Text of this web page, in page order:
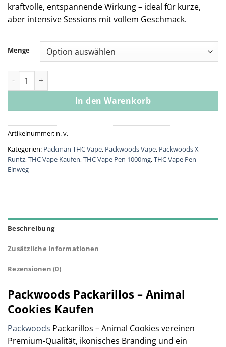
kraftvolle, entspannende Wirkung – ideal für kurze,
aber intensive Sessions mit vollem Geschmack.
Menge
Packwoods Packarillos – Animal Cookies Menge
In den Warenkorb
Artikelnummer: n. v.
Kategorien: Packman THC Vape, Packwoods Vape, Packwoods X
Runtz,THC Vape Kaufen,THC Vape Pen 1000mg,THC Vape Pen
Einweg
Beschreibung
Zusätzliche Informationen
Rezensionen (0)
Packwoods Packarillos – Animal
Cookies Kaufen
Packwoods Packarillos – Animal Cookies vereinen
Premium-Qualität, ikonisches Branding und ein